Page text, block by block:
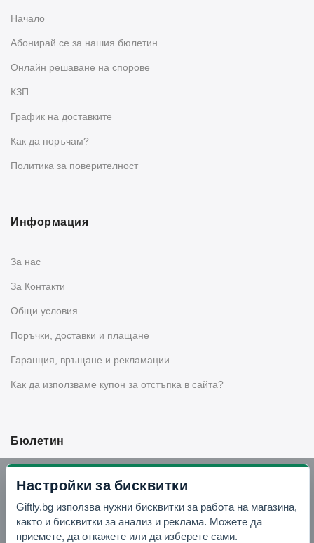
Начало
Абонирай се за нашия бюлетин
Oнлайн решаване на спорове
КЗП
График на доставките
Как да поръчам?
Политика за поверителност
Информация
За нас
За Контакти
Общи условия
Поръчки, доставки и плащане
Гаранция, връщане и рекламации
Как да използваме купон за отстъпка в сайта?
Бюлетин
Вземи -10% отстъпка в Telegram
Отвори Telegram
Настройки за бисквитки
Giftly.bg използва нужни бисквитки за работа на магазина,
както и бисквитки за анализ и реклама. Можете да
приемете, да откажете или да изберете сами.